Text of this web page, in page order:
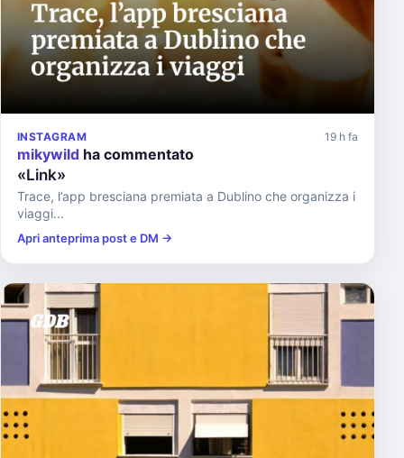
INSTAGRAM 19 h fa
mikywild ha commentato
«Link»
Trace, l’app bresciana premiata a Dublino che organizza i
viaggi...
Apri anteprima post e DM →